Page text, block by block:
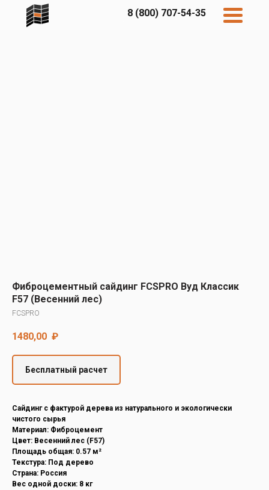
8 (800) 707-54-35
Cedral
Фиброцементный сайдинг FCSPRO Вуд Классик
F57 (Весенний лес)
FCSPRO
1480,00 ₽
Бесплатный расчет
Cайдинг с фактурой дерева из натурального и экологически
чистого сырья
Материал: Фиброцемент
Цвет: Весенний лес (F57)
Площадь общая: 0.57 м²
Текстура: Под дерево
Страна: Россия
Вес одной доски: 8 кг